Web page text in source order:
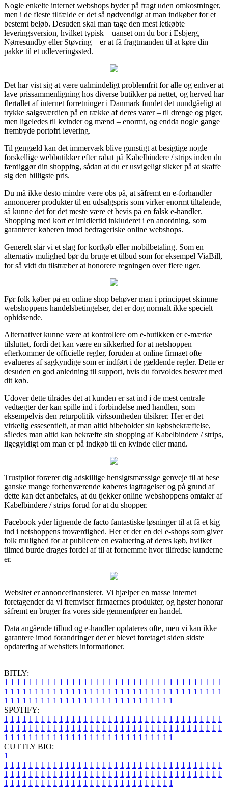
Nogle enkelte internet webshops byder på fragt uden omkostninger,
men i de fleste tilfælde er det så nødvendigt at man indkøber for et
bestemt beløb. Desuden skal man tage den mest letkøbte
leveringsversion, hvilket typisk – uanset om du bor i Esbjerg,
Nørresundby eller Støvring – er at få fragtmanden til at køre din
pakke til et udleveringssted.
Det har vist sig at være ualmindeligt problemfrit for alle og enhver at
lave prissammenligning hos diverse butikker på nettet, og herved har
flertallet af internet forretninger i Danmark fundet det uundgåeligt at
trykke salgsværdien på en række af deres varer – til drenge og piger,
men ligeledes til kvinder og mænd – enormt, og endda nogle gange
frembyde portofri levering.
Til gengæld kan det immervæk blive gunstigt at besigtige nogle
forskellige webbutikker efter rabat på Kabelbindere / strips inden du
færdiggør din shopping, sådan at du er usvigeligt sikker på at skaffe
sig den billigste pris.
Du må ikke desto mindre være obs på, at såfremt en e-forhandler
annoncerer produkter til en udsalgspris som virker enormt tiltalende,
så kunne det for det meste være et bevis på en falsk e-handler.
Shopping med kort er imidlertid inkluderet i en anordning, som
garanterer køberen imod bedrageriske online webshops.
Generelt slår vi et slag for kortkøb eller mobilbetaling. Som en
alternativ mulighed bør du bruge et tilbud som for eksempel ViaBill,
for så vidt du tilstræber at honorere regningen over flere uger.
Før folk køber på en online shop behøver man i princippet skimme
webshoppens handelsbetingelser, det er dog normalt ikke specielt
ophidsende.
Alternativet kunne være at kontrollere om e-butikken er e-mærke
tilsluttet, fordi det kan være en sikkerhed for at netshoppen
efterkommer de officielle regler, foruden at online firmaet ofte
evalueres af sagkyndige som er indført i de gældende regler. Dette er
desuden en god anledning til support, hvis du forvoldes besvær med
dit køb.
Udover dette tilrådes det at kunden er sat ind i de mest centrale
vedtægter der kan spille ind i forbindelse med handlen, som
eksempelvis den returpolitik virksomheden tilsikrer. Her er det
virkelig essesentielt, at man altid bibeholder sin købsbekræftelse,
således man altid kan bekræfte sin shopping af Kabelbindere / strips,
ligegyldigt om man er på indkøb til en kvinde eller mand.
Trustpilot forærer dig adskillige hensigtsmæssige genveje til at bese
ganske mange forhenværende køberes iagttagelser og på grund af
dette kan det anbefales, at du tjekker online webshoppens omtaler af
Kabelbindere / strips forud for at du shopper.
Facebook yder lignende de facto fantastiske løsninger til at få et kig
ind i netshoppens troværdighed. Her er der en del e-shops som giver
folk mulighed for at publicere en evaluering af deres køb, hvilket
tilmed burde drages fordel af til at fornemme hvor tilfredse kunderne
er.
Websitet er annoncefinansieret. Vi hjælper en masse internet
foretagender da vi fremviser firmaernes produkter, og høster honorar
såfremt en bruger fra vores side gennemfører en handel.
Data angående tilbud og e-handler opdateres ofte, men vi kan ikke
garantere imod forandringer der er blevet foretaget siden sidste
opdatering af websitets informationer.
BITLY:
1 1 1 1 1 1 1 1 1 1 1 1 1 1 1 1 1 1 1 1 1 1 1 1 1 1 1 1 1 1 1 1 1 1 1 1
1 1 1 1 1 1 1 1 1 1 1 1 1 1 1 1 1 1 1 1 1 1 1 1 1 1 1 1 1 1 1 1 1 1 1 1
1 1 1 1 1 1 1 1 1 1 1 1 1 1 1 1 1 1 1 1 1 1 1 1 1 1 1 1
SPOTIFY:
1 1 1 1 1 1 1 1 1 1 1 1 1 1 1 1 1 1 1 1 1 1 1 1 1 1 1 1 1 1 1 1 1 1 1 1
1 1 1 1 1 1 1 1 1 1 1 1 1 1 1 1 1 1 1 1 1 1 1 1 1 1 1 1 1 1 1 1 1 1 1 1
1 1 1 1 1 1 1 1 1 1 1 1 1 1 1 1 1 1 1 1 1 1 1 1 1 1 1 1
CUTTLY BIO:
1
1 1 1 1 1 1 1 1 1 1 1 1 1 1 1 1 1 1 1 1 1 1 1 1 1 1 1 1 1 1 1 1 1 1 1 1
1 1 1 1 1 1 1 1 1 1 1 1 1 1 1 1 1 1 1 1 1 1 1 1 1 1 1 1 1 1 1 1 1 1 1 1
1 1 1 1 1 1 1 1 1 1 1 1 1 1 1 1 1 1 1 1 1 1 1 1 1 1 1 1